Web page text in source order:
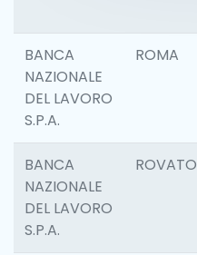
BANCA
NAZIONALE
DEL LAVORO
S.P.A.
ROMA
BANCA
NAZIONALE
DEL LAVORO
S.P.A.
ROVATO